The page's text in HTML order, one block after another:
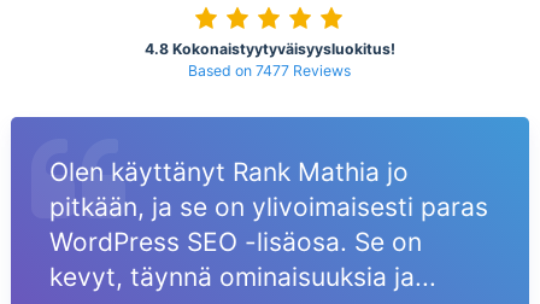
4.8 Kokonaistyytyväisyysluokitus!
Based on 7477 Reviews
Olen käyttänyt Rank Mathia jo
pitkään, ja se on ylivoimaisesti paras
WordPress SEO -lisäosa. Se on
kevyt, täynnä ominaisuuksia ja...